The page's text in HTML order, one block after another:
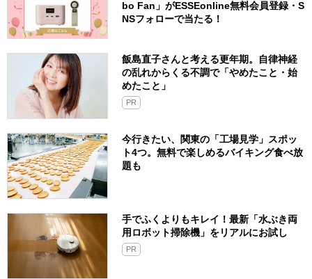
bo Fan」がESSEonline無料会員登録・S
NSフォローで当たる！
飯島直子さんと考える更年期。自律神経
の乱れからくる不調で「やめたこと・始
めたこと」
PR
今行きたい、関東の「工場見学」スポッ
ト4つ。無料で楽しめるバイキング食べ放
題も
手でふくよりもキレイ！最新「水ぶき両
用ロボット掃除機」をリアルにお試し
PR